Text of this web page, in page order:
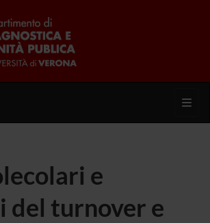
e
del turnover e